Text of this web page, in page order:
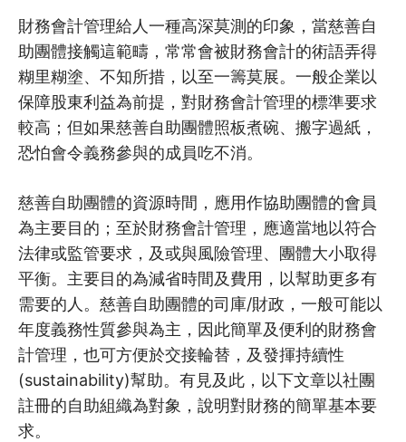
SHO專題
關於我們
媒體報導
財務會計管理給人一種高深莫測的印象，當慈善自
助團體接觸這範疇，常常會被財務會計的術語弄得
糊里糊塗、不知所措，以至一籌莫展。一般企業以
保障股東利益為前提，對財務會計管理的標準要求
較高；但如果慈善自助團體照板煮碗、搬字過紙，
恐怕會令義務參與的成員吃不消。
慈善自助團體的資源時間，應用作協助團體的會員
為主要目的；至於財務會計管理，應適當地以符合
法律或監管要求，及或與風險管理、團體大小取得
平衡。主要目的為減省時間及費用，以幫助更多有
需要的人。慈善自助團體的司庫/財政，一般可能以
年度義務性質參與為主，因此簡單及便利的財務會
計管理，也可方便於交接輪替，及發揮持續性
(sustainability)幫助。有見及此，以下文章以社團
註冊的自助組織為對象，說明對財務的簡單基本要
求。